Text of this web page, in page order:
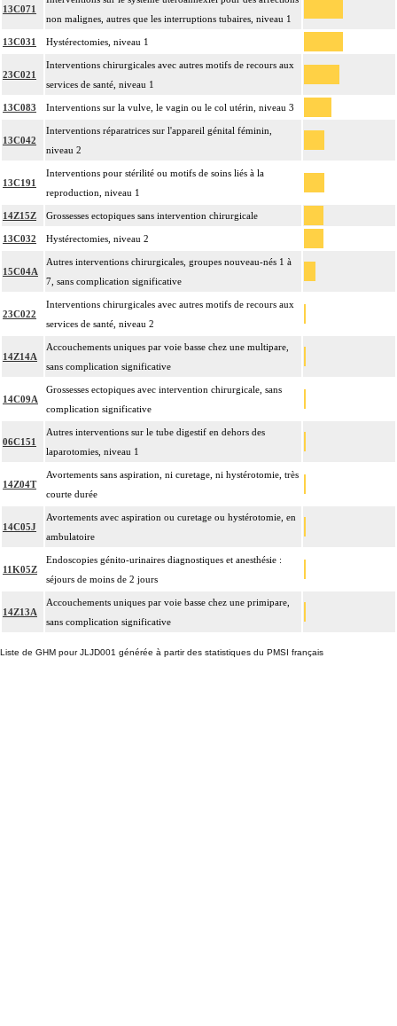
13C071
non malignes, autres que les interruptions tubaires, niveau 1
13C031 Hystérectomies, niveau 1
23C021
Interventions chirurgicales avec autres motifs de recours aux
services de santé, niveau 1
13C083 Interventions sur la vulve, le vagin ou le col utérin, niveau 3
13C042
Interventions réparatrices sur l'appareil génital féminin,
niveau 2
13C191
Interventions pour stérilité ou motifs de soins liés à la
reproduction, niveau 1
14Z15Z Grossesses ectopiques sans intervention chirurgicale
13C032 Hystérectomies, niveau 2
15C04A
Autres interventions chirurgicales, groupes nouveau-nés 1 à
7, sans complication significative
23C022
Interventions chirurgicales avec autres motifs de recours aux
services de santé, niveau 2
14Z14A
Accouchements uniques par voie basse chez une multipare,
sans complication significative
14C09A
Grossesses ectopiques avec intervention chirurgicale, sans
complication significative
06C151
Autres interventions sur le tube digestif en dehors des
laparotomies, niveau 1
14Z04T
Avortements sans aspiration, ni curetage, ni hystérotomie, très
courte durée
14C05J
Avortements avec aspiration ou curetage ou hystérotomie, en
ambulatoire
11K05Z
Endoscopies génito-urinaires diagnostiques et anesthésie :
séjours de moins de 2 jours
14Z13A
Accouchements uniques par voie basse chez une primipare,
sans complication significative
Liste de GHM pour JLJD001 générée à partir des statistiques du PMSI français